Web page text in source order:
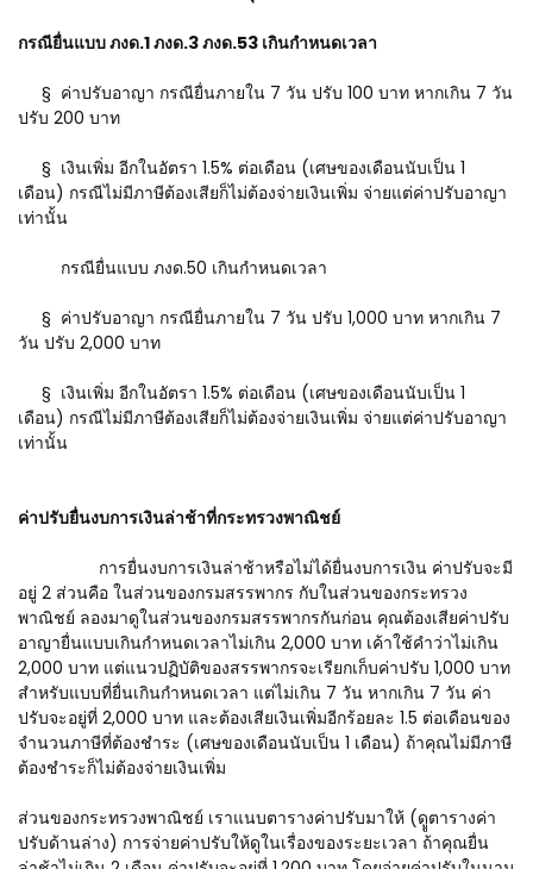
กรณียื่นแบบ ภงด.1 ภงด.3 ภงด.53 เกินกำหนดเวลา
§ ค่าปรับอาญา กรณียื่นภายใน 7 วัน ปรับ 100 บาท หากเกิน 7 วัน
ปรับ 200 บาท
§ เงินเพิ่ม อีกในอัตรา 1.5% ต่อเดือน (เศษของเดือนนับเป็น 1
เดือน) กรณีไม่มีภาษีต้องเสียก็ไม่ต้องจ่ายเงินเพิ่ม จ่ายแต่ค่าปรับอาญา
เท่านั้น
กรณียื่นแบบ ภงด.50 เกินกำหนดเวลา
§ ค่าปรับอาญา กรณียื่นภายใน 7 วัน ปรับ 1,000 บาท หากเกิน 7
วัน ปรับ 2,000 บาท
§ เงินเพิ่ม อีกในอัตรา 1.5% ต่อเดือน (เศษของเดือนนับเป็น 1
เดือน) กรณีไม่มีภาษีต้องเสียก็ไม่ต้องจ่ายเงินเพิ่ม จ่ายแต่ค่าปรับอาญา
เท่านั้น
ค่าปรับยื่นงบการเงินล่าช้าที่กระทรวงพาณิชย์
การยื่นงบการเงินล่าช้าหรือไม่ได้ยื่นงบการเงิน ค่าปรับจะมี
อยู่ 2 ส่วนคือ ในส่วนของกรมสรรพากร กับในส่วนของกระทรวง
พาณิชย์ ลองมาดูในส่วนของกรมสรรพากรกันก่อน คุณต้องเสียค่าปรับ
อาญายื่นแบบเกินกำหนดเวลาไม่เกิน 2,000 บาท เค้าใช้คำว่าไม่เกิน
2,000 บาท แต่แนวปฏิบัติของสรรพากรจะเรียกเก็บค่าปรับ 1,000 บาท
สำหรับแบบที่ยื่นเกินกำหนดเวลา แต่ไม่เกิน 7 วัน หากเกิน 7 วัน ค่า
ปรับจะอยู่ที่ 2,000 บาท และต้องเสียเงินเพิ่มอีกร้อยละ 1.5 ต่อเดือนของ
จำนวนภาษีที่ต้องชำระ (เศษของเดือนนับเป็น 1 เดือน) ถ้าคุณไม่มีภาษี
ต้องชำระก็ไม่ต้องจ่ายเงินเพิ่ม
ส่วนของกระทรวงพาณิชย์ เราแนบตารางค่าปรับมาให้ (ดููตารางค่า
ปรับด้านล่าง) การจ่ายค่าปรับให้ดูในเรื่องของระยะเวลา ถ้าคุณยื่น